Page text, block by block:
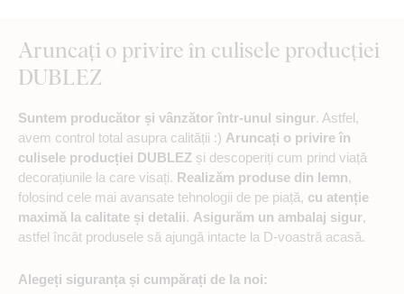
Aruncați o privire în culisele producției
DUBLEZ
Suntem producător și vânzător într-unul singur. Astfel,
avem control total asupra calității :) Aruncați o privire în
culisele producției DUBLEZ și descoperiți cum prind viață
decorațiunile la care visați. Realizăm produse din lemn,
folosind cele mai avansate tehnologii de pe piață, cu atenție
maximă la calitate și detalii. Asigurăm un ambalaj sigur,
astfel încât produsele să ajungă intacte la D-voastră acasă.
Alegeți siguranța și cumpărați de la noi: